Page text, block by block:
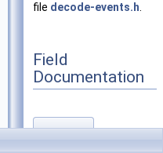
file decode-events.h
Field
Documentation
code